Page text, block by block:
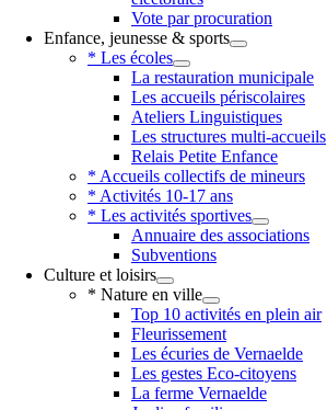
Vote par procuration
Enfance, jeunesse & sports
* Les écoles
La restauration municipale
Les accueils périscolaires
Ateliers Linguistiques
Les structures multi-accueils
Relais Petite Enfance
* Accueils collectifs de mineurs
* Activités 10-17 ans
* Les activités sportives
Annuaire des associations
Subventions
Culture et loisirs
* Nature en ville
Top 10 activités en plein air
Fleurissement
Les écuries de Vernaelde
Les gestes Eco-citoyens
La ferme Vernaelde